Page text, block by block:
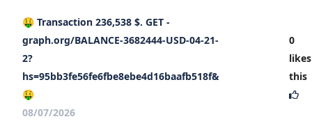
🤑 Transaction 236,538 $. GET -
graph.org/BALANCE-3682444-USD-04-21-
2?
hs=95bb3fe56fe6fbe8ebe4d16baafb518f&
🤑
08/07/2026
0
likes
this